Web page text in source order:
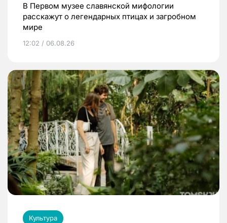
В Первом музее славянской мифологии
расскажут о легендарных птицах и загробном
мире
12:02 / 06.08.26
Культура